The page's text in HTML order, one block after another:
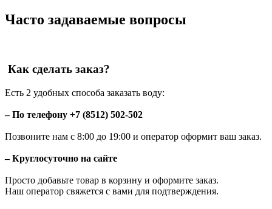
Часто задаваемые вопросы
Как сделать заказ?
Есть 2 удобных способа заказать воду:
– По телефону +7 (8512) 502-502
Позвоните нам с 8:00 до 19:00 и оператор оформит ваш заказ.
– Круглосуточно на сайте
Просто добавьте товар в корзину и оформите заказ.
Наш оператор свяжется с вами для подтверждения.